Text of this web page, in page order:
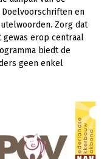
en
Zorg dat
erop centraal
biedt de
geen enkel